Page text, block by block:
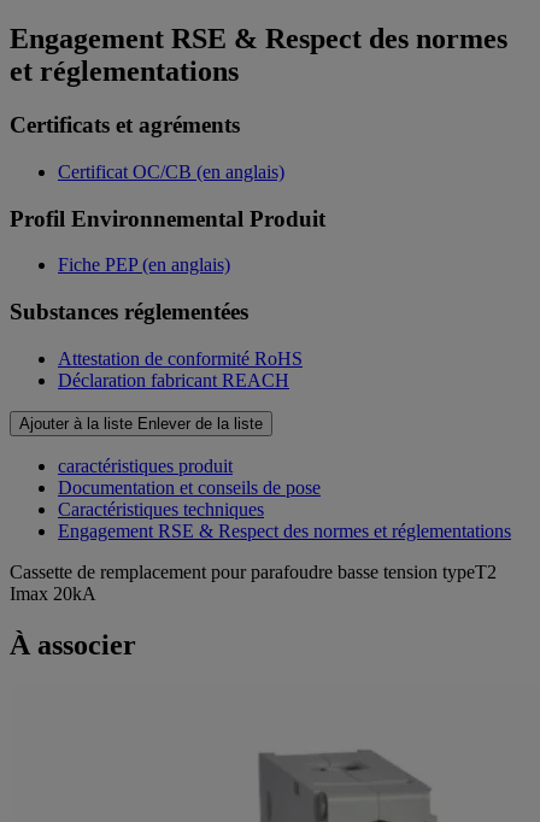
Engagement RSE & Respect des normes
et réglementations
Certificats et agréments
Certificat OC/CB (en anglais)
Profil Environnemental Produit
Fiche PEP (en anglais)
Substances réglementées
Attestation de conformité RoHS
Déclaration fabricant REACH
Ajouter à la liste Enlever de la liste
caractéristiques produit
Documentation et conseils de pose
Caractéristiques techniques
Engagement RSE & Respect des normes et réglementations
Cassette de remplacement pour parafoudre basse tension typeT2
Imax 20kA
À associer